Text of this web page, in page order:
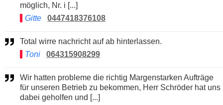
möglich, Nr. i [...]
Gitte
0447418376108
Total wirre nachricht auf ab hinterlassen.
Toni
064315908299
Wir hatten probleme die richtig Margenstarken Aufträge
für unseren Betrieb zu bekommen, Herr Schröder hat uns
dabei geholfen und [...]